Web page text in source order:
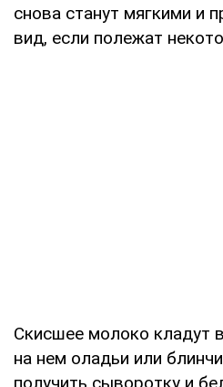
снова станут мягкими и
вид, если полежат
Скисшее молоко кладут
на нем оладьи или
получить сыворотку и